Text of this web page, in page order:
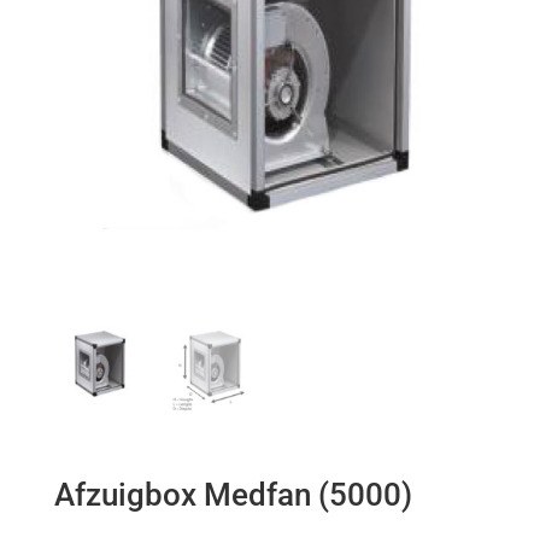
Afzuigbox Medfan (5000)